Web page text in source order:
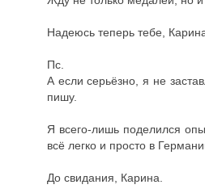
Надеюсь теперь тебе,
Пс.
А если серьёзно, я не
пишу.
Я всего-лишь поделился
всё легко и просто в
До свидания, Карина.